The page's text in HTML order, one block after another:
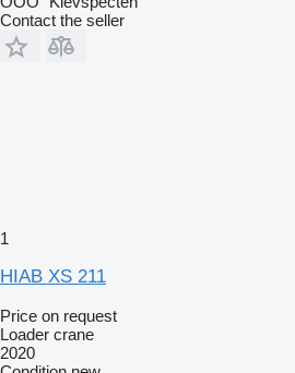
Contact the seller
1
HIAB XS 211
Price on request
Loader crane
2020